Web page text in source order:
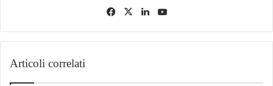
Facebook
X LinkedIn
Articoli correlati